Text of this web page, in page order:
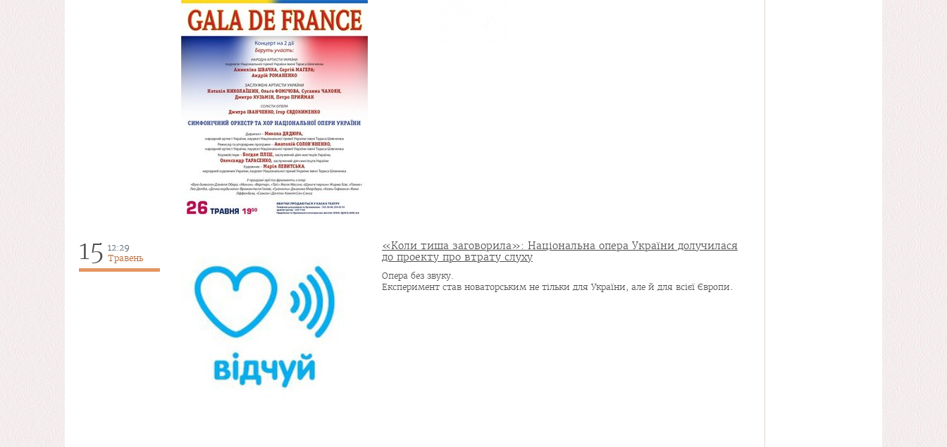
15 12:29
Травень
«Коли тиша заговорила»: Національна опера України долучилася
до проекту про втрату слуху
Опера без звуку.
Експеримент став новаторським не тільки для України, але й для всієї Європи.